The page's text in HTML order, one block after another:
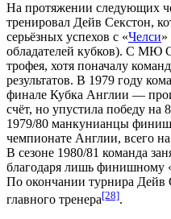
На протяжении следующих
тренировал Дейв Секстон,
серьёзных успехов с «Челси»
обладателей кубков). С МЮ
трофея, хотя поначалу
результатов. В 1979 году
финале Кубка Англии —
счёт, но упустила победу на
1979/80 манкунианцы
чемпионате Англии, всего
В сезоне 1980/81 команда
благодаря лишь финишному
По окончании турнира Дейв
главного тренера[28].